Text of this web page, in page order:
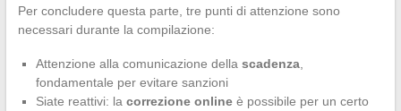
Per concludere questa parte, tre punti di attenzione sono
necessari durante la compilazione:
Attenzione alla comunicazione della scadenza,
fondamentale per evitare sanzioni
Siate reattivi: la correzione onlineè possibile per un certo